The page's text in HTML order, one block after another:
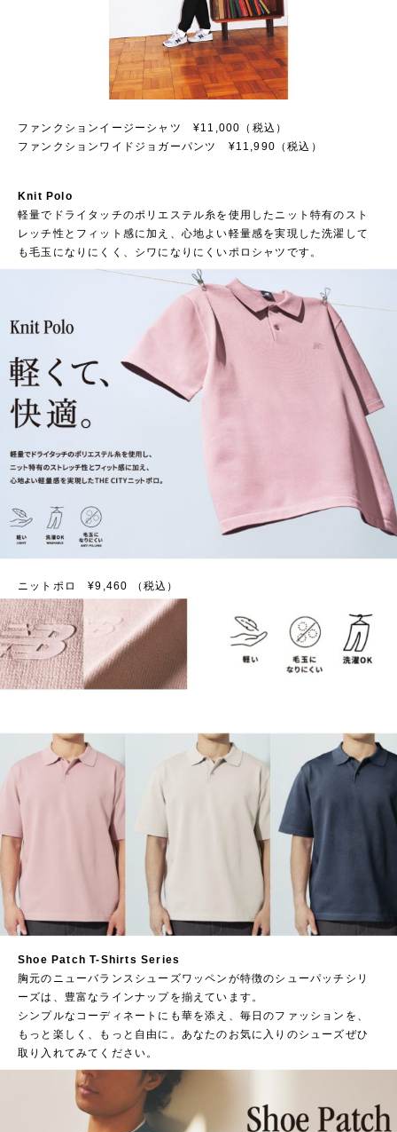
ファンクションイージーシャツ ¥11,000（税込）
ファンクションワイドジョガーパンツ ¥11,990（税込）
Knit Polo
軽量でドライタッチのポリエステル糸を使用したニット特有のスト
レッチ性とフィット感に加え、心地よい軽量感を実現した洗濯して
も毛玉になりにくく、シワになりにくいポロシャツです。
ニットポロ ¥9,460 （税込）
Shoe Patch T-Shirts Series
胸元のニューバランスシューズワッペンが特徴のシューパッチシリ
ーズは、豊富なラインナップを揃えています。
シンプルなコーディネートにも華を添え、毎日のファッションを、
もっと楽しく、もっと自由に。あなたのお気に入りのシューズぜひ
取り入れてみてください。